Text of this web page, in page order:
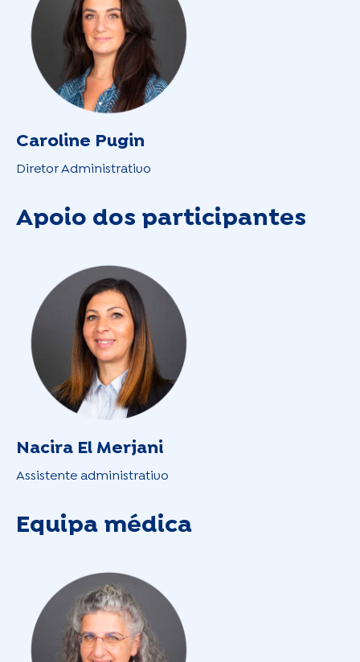
Caroline Pugin
Diretor Administrativo
Apoio dos participantes
Nacira El Merjani
Assistente administrativo
Equipa médica